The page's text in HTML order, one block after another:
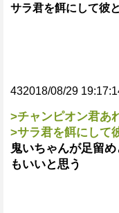
サラ君を餌にして彼
432018/08/29
>チャンピオン君あ
>サラ君を餌にして
鬼いちゃんが足留
もいいと思う